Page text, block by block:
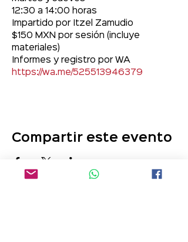
12:30 a 14:00 horas
Impartido por Itzel Zamudio
$150 MXN por sesión (incluye
materiales)
Informes y registro por WA
https://wa.me/525513946379
Compartir este evento